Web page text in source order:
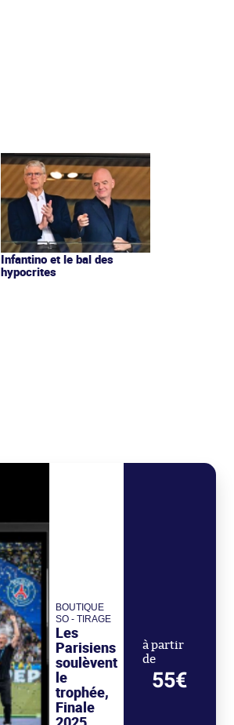
Infantino et le bal des
hypocrites
BOUTIQUE
SO - TIRAGE
Les
Parisiens
soulèvent
le
trophée,
Finale
à partir
de
55€